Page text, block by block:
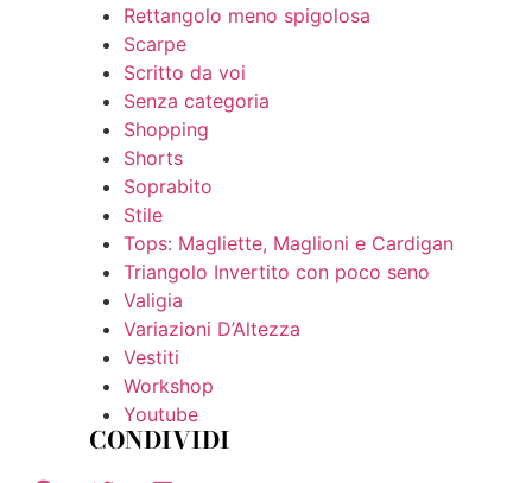
Rettangolo meno spigolosa
Scarpe
Scritto da voi
Senza categoria
Shopping
Shorts
Soprabito
Stile
Tops: Magliette, Maglioni e Cardigan
Triangolo Invertito con poco seno
Valigia
Variazioni D’Altezza
Vestiti
Workshop
Youtube
CONDIVIDI